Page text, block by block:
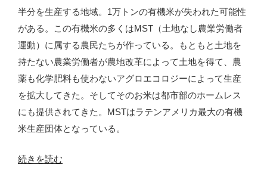
半分を生産する地域。1万トンの有機米が失われた可能性
がある。この有機米の多くはMST（土地なし農業労働者
運動）に属する農民たちが作っている。もともと土地を
持たない農業労働者が農地改革によって土地を得て、農
薬も化学肥料も使わないアグロエコロジーによって生産
を拡大してきた。そしてそのお米は都市部のホームレス
にも提供されてきた。MSTはラテンアメリカ最大の有機
米生産団体となっている。
“リ
続きを読む